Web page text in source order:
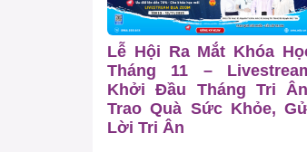
Lễ Hội Ra Mắt Khóa
Tháng 11 –
Khởi Đầu Tháng Tri
Trao Quà Sức Khỏe,
Lời Tri Ân